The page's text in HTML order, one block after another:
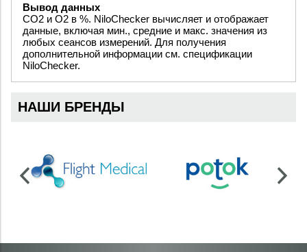
Вывод данных
CO2 и O2 в %. NiloChecker вычисляет и отображает
данные, включая мин., средние и макс. значения из
любых сеансов измерений. Для получения
дополнительной информации см. спецификации
NiloChecker.
НАШИ БРЕНДЫ